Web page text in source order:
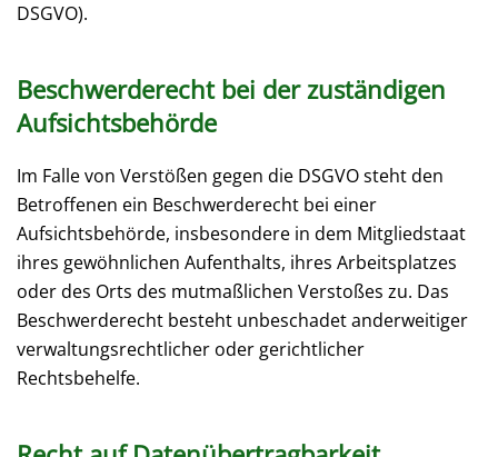
DSGVO).
Beschwerde­recht bei der zuständigen
Aufsichts­behörde
Im Falle von Verstößen gegen die DSGVO steht den
Betroffenen ein Beschwerderecht bei einer
Aufsichtsbehörde, insbesondere in dem Mitgliedstaat
ihres gewöhnlichen Aufenthalts, ihres Arbeitsplatzes
oder des Orts des mutmaßlichen Verstoßes zu. Das
Beschwerderecht besteht unbeschadet anderweitiger
verwaltungsrechtlicher oder gerichtlicher
Rechtsbehelfe.